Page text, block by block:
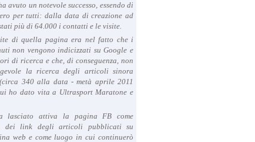
avuto un notevole successo, essendo di
per tutti: dalla data di creazione ad
più di 64.000 i contatti e le visite.
di quella pagina era nel fatto che i
non vengono indicizzati su Google e
di ricerca e che, di conseguenza, non
la ricerca degli articoli sinora
340 alla data - metà aprile 2011
ho dato vita a Ultrasport Maratone e
lasciato attiva la pagina FB come
dei link degli articoli pubblicati su
web e come luogo in cui continuerò